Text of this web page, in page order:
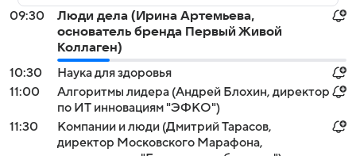
09:30
Люди дела (Ирина Артемьева,
основатель бренда Первый Живой
Коллаген)
10:30
Наука для здоровья
11:00
Алгоритмы лидера (Андрей Блохин, директор
по ИТ инновациям "ЭФКО")
11:30
Компании и люди (Дмитрий Тарасов,
директор Московского Марафона,